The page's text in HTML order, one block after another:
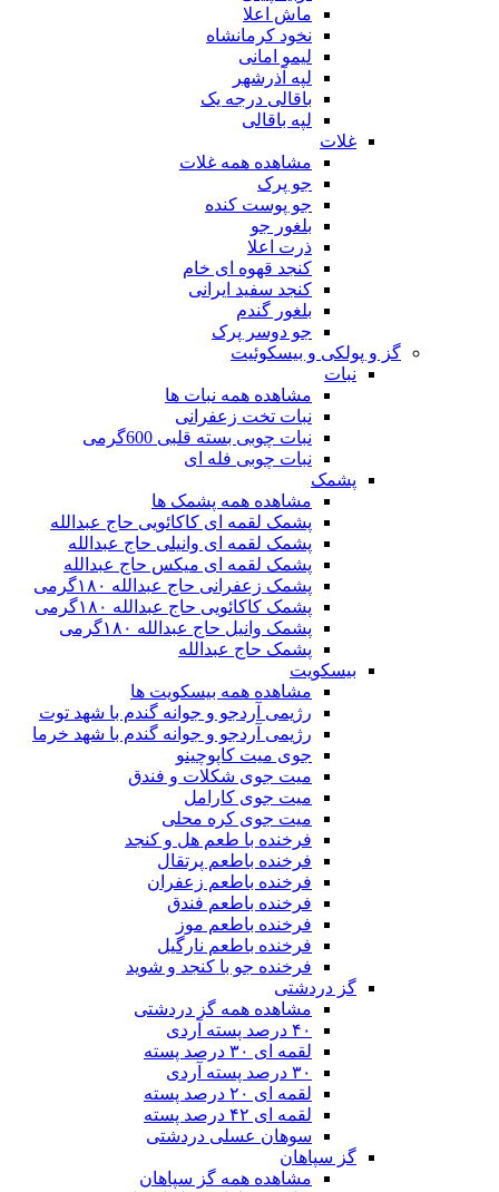
ماش اعلا
نخود کرمانشاه
لیمو امانی
لپه آذرشهر
باقالی درجه یک
لپه باقالی
غلات
مشاهده همه غلات
جو پرک
جو پوست کنده
بلغور جو
ذرت اعلا
کنجد قهوه ای خام
کنجد سفید ایرانی
بلغور گندم
جو دوسر پرک
گز و پولکی و بیسکوئیت
نبات
مشاهده همه نبات ها
نبات تخت زعفرانی
نبات چوبی بسته قلبی 600گرمی
نبات چوبی فله ای
پشمک
مشاهده همه پشمک ها
پشمک لقمه ای کاکائویی حاج عبدالله
پشمک لقمه ای وانیلی حاج عبدالله
پشمک لقمه ای میکس حاج عبدالله
پشمک زعفرانی حاج عبدالله ۱۸۰گرمی
پشمک کاکائویی حاج عبدالله ۱۸۰گرمی
پشمک وانیل حاج عبدالله ۱۸۰گرمی
پشمک حاج عبدالله
بیسکویت
مشاهده همه بیسکویت ها
رژیمی آردجو و جوانه گندم با شهد توت
رژیمی آردجو و جوانه گندم با شهد خرما
جوی میت کاپوچینو
میت جوی شکلات و فندق
میت جوی کارامل
میت جوی کره محلی
فرخنده با طعم هل و کنجد
فرخنده باطعم پرتقال
فرخنده باطعم زعفران
فرخنده باطعم فندق
فرخنده باطعم موز
فرخنده باطعم نارگیل
فرخنده جو با کنجد و شوید
گز دردشتی
مشاهده همه گز دردشتی
۴۰ درصد پسته آردی
لقمه ای ۳۰ درصد پسته
۳۰ درصد پسته آردی
لقمه ای ۲۰ درصد پسته
لقمه ای ۴۲ درصد پسته
سوهان عسلی دردشتی
گز سپاهان
مشاهده همه گز سپاهان